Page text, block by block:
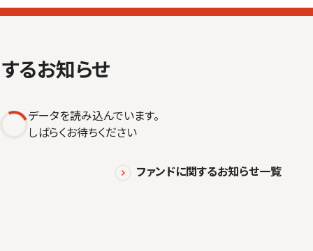
るお知らせ
データを読み込んでいます。
しばらくお待ちください
ファンドに関するお知らせ一覧